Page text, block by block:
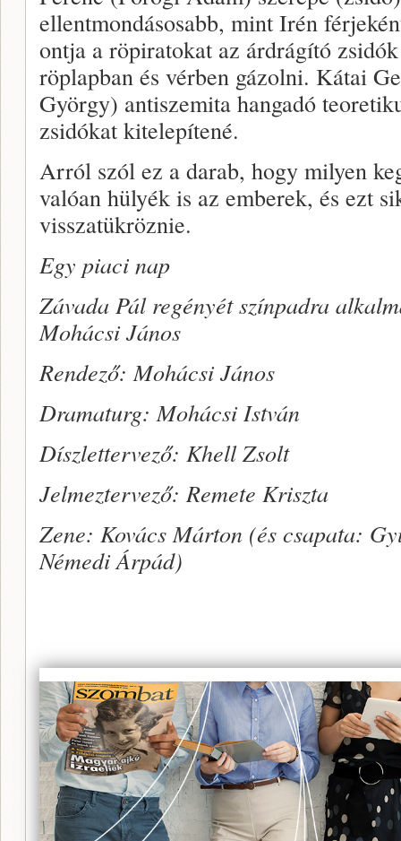
ellentmondásosabb, mint Irén
ontja a röpiratokat az árdrágító
röplapban és vérben gázolni. Kátai
György) antiszemita hangadó
zsidókat kitelepítené.
Arról szól ez a darab, hogy milyen
valóan hülyék is az emberek, és ezt
visszatükröznie.
Egy piaci nap
Závada Pál regényét színpadra
Mohácsi János
Rendező: Mohácsi János
Dramaturg: Mohácsi István
Díszlettervező: Khell Zsolt
Jelmeztervező: Remete Kriszta
Zene: Kovács Márton (és csapata:
Némedi Árpád)